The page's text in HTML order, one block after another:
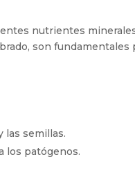
nutrientes
son fundamentales
las semillas.
los patógenos.